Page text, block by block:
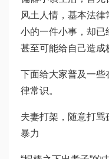
风土人情，基本法
小的一件小事，却已
甚至可能给自己造成
下面给大家普及一些
律常识。
夫妻打架，随意打
暴力